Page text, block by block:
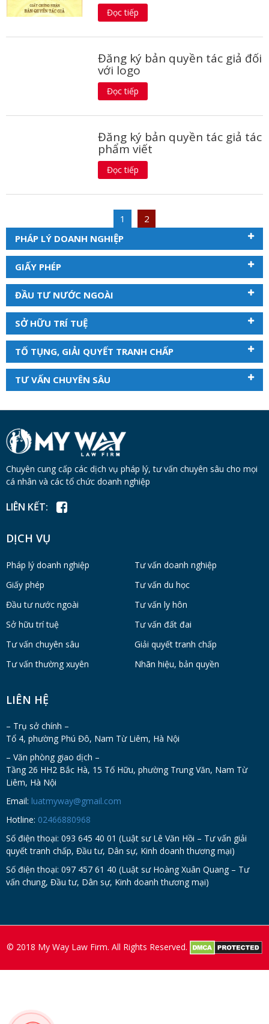
Đọc tiếp
Đăng ký bản quyền tác giả đối
với logo
Đọc tiếp
Đăng ký bản quyền tác giả tác
phẩm viết
Đọc tiếp
1
2
PHÁP LÝ DOANH NGHIỆP
GIẤY PHÉP
ĐẦU TƯ NƯỚC NGOÀI
SỞ HỮU TRÍ TUỆ
TỐ TỤNG, GIẢI QUYẾT TRANH CHẤP
TƯ VẤN CHUYÊN SÂU
Chuyên cung cấp các dịch vụ pháp lý, tư vấn chuyên sâu cho mọi
cá nhân và các tổ chức doanh nghiệp
LIÊN KẾT:
DỊCH VỤ
Pháp lý doanh nghiệp
Giấy phép
Đầu tư nước ngoài
Sở hữu trí tuệ
Tư vấn chuyên sâu
Tư vấn thường xuyên
Tư vấn doanh nghiệp
Tư vấn du học
Tư vấn ly hôn
Tư vấn đất đai
Giải quyết tranh chấp
Nhãn hiệu, bản quyền
LIÊN HỆ
– Trụ sở chính –
Tổ 4, phường Phú Đô, Nam Từ Liêm, Hà Nội
– Văn phòng giao dịch –
Tầng 26 HH2 Bắc Hà, 15 Tố Hữu, phường Trung Văn, Nam Từ
Liêm, Hà Nội
Email: luatmyway@gmail.com
Hotline: 02466880968
Số điện thoại: 093 645 40 01 (Luật sư Lê Văn Hồi – Tư vấn giải
quyết tranh chấp, Đầu tư, Dân sự, Kinh doanh thương mại)
Số điện thoại: 097 457 61 40 (Luật sư Hoàng Xuân Quang – Tư
vấn chung, Đầu tư, Dân sự, Kinh doanh thương mại)
© 2018 My Way Law Firm. All Rights Reserved.